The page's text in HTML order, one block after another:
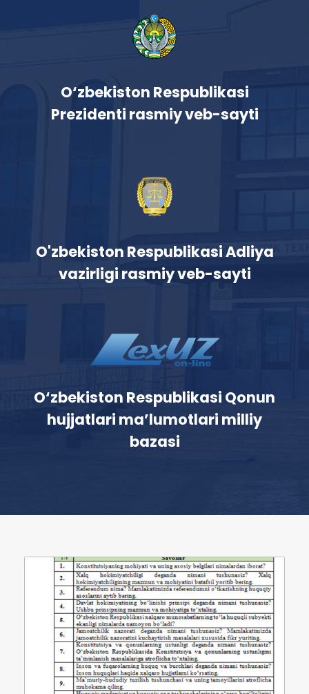
O‘zbekiston Respublikasi
Prezidenti rasmiy veb-sayti
O'zbekiston Respublikasi Adliya
vazirligi rasmiy veb-sayti
O‘zbekiston Respublikasi Qonun
hujjatlari ma’lumotlari milliy
bazasi